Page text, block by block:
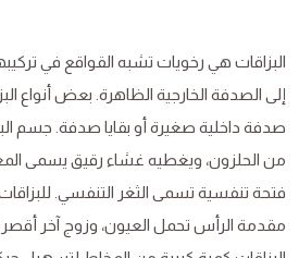
البزاقات هي رخويات تشبه القواقع في
إلى الصدفة الخارجية الظاهرة. بعض أنواع
صدفة داخلية صغيرة أو بقايا صدفة. جسم
فتحة تنفسية تسمى الثغر التنفسي.
مقدمة الرأس تحمل العيون، وزوج آخر